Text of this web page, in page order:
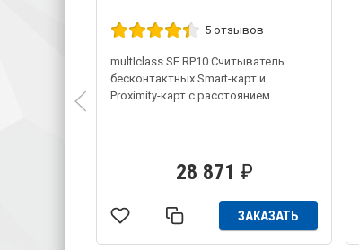
5 отзывов
multIclass SE RP10 Считыватель
бесконтактных Smart-карт и
Proximity-карт с расстоянием...
28 871 ₽
ЗАКАЗАТЬ